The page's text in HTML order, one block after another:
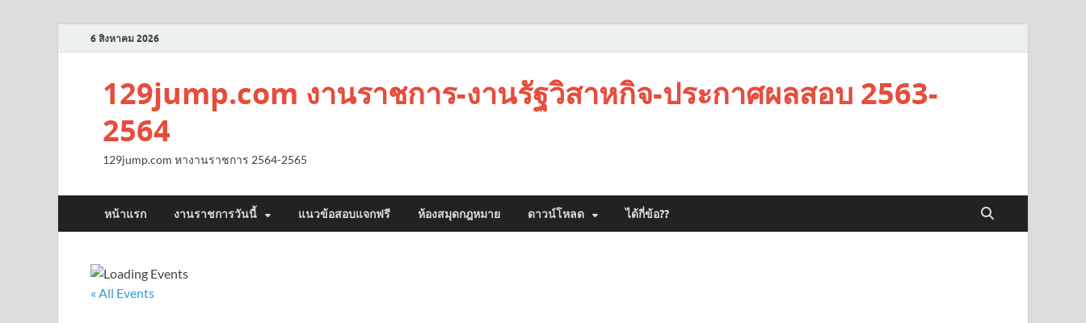
6 สิงหาคม 2026
129jump.com งานราชการ-งานรัฐวิสาหกิจ-ประกาศผลสอบ 2563-
2564
129jump.com หางานราชการ 2564-2565
หน้าแรก งานราชการวันนี้ แนวข้อสอบแจกฟรี ห้องสมุดกฎหมาย ดาวน์โหลด ได้กี่ข้อ??
« All Events